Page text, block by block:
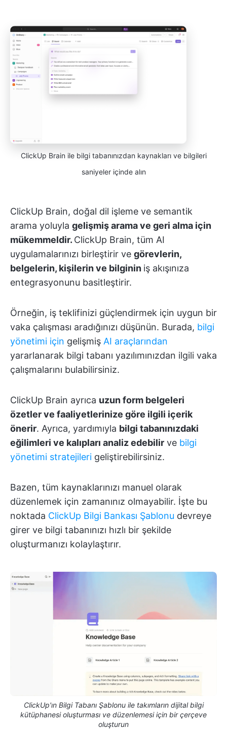
ClickUp Brain ile bilgi tabanınızdan kaynakları ve bilgileri
saniyeler içinde alın
ClickUp Brain, doğal dil işleme ve semantik
arama yoluyla gelişmiş arama ve geri alma için
mükemmeldir. ClickUp Brain, tüm AI
uygulamalarınızı birleştirir ve görevlerin,
belgelerin, kişilerin ve bilginin iş akışınıza
entegrasyonunu basitleştirir.
Örneğin, iş teklifinizi güçlendirmek için uygun bir
vaka çalışması aradığınızı düşünün. Burada, bilgi
yönetimi için gelişmiş AI araçlarından
yararlanarak bilgi tabanı yazılımınızdan ilgili vaka
çalışmalarını bulabilirsiniz.
ClickUp Brain ayrıca uzun form belgeleri
özetler ve faaliyetlerinize göre ilgili içerik
önerir. Ayrıca, yardımıyla bilgi tabanınızdaki
eğilimleri ve kalıpları analiz edebilir ve bilgi
yönetimi stratejileri geliştirebilirsiniz.
Bazen, tüm kaynaklarınızı manuel olarak
düzenlemek için zamanınız olmayabilir. İşte bu
noktada ClickUp Bilgi Bankası Şablonu devreye
girer ve bilgi tabanınızı hızlı bir şekilde
oluşturmanızı kolaylaştırır.
ClickUp'ın Bilgi Tabanı Şablonu ile takımların dijital bilgi
kütüphanesi oluşturması ve düzenlemesi için bir çerçeve
oluşturun